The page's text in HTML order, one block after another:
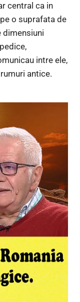
central ca in
o suprafata de
dimensiuni
intre ele,
antice.